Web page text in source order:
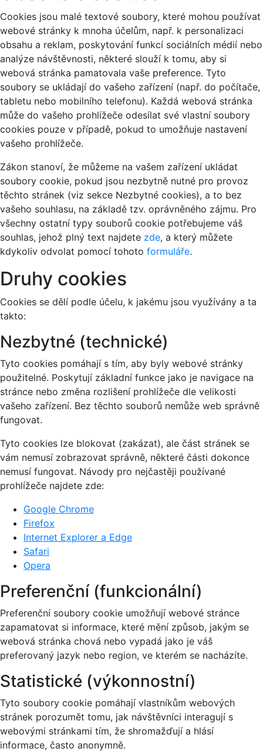
Cookies jsou malé textové soubory, které mohou používat
webové stránky k mnoha účelům, např. k personalizaci
obsahu a reklam, poskytování funkcí sociálních médií nebo
analýze návštěvnosti, některé slouží k tomu, aby si
webová stránka pamatovala vaše preference. Tyto
soubory se ukládají do vašeho zařízení (např. do počítače,
tabletu nebo mobilního telefonu). Každá webová stránka
může do vašeho prohlížeče odesílat své vlastní soubory
cookies pouze v případě, pokud to umožňuje nastavení
vašeho prohlížeče.
Zákon stanoví, že můžeme na vašem zařízení ukládat
soubory cookie, pokud jsou nezbytně nutné pro provoz
těchto stránek (viz sekce Nezbytné cookies), a to bez
vašeho souhlasu, na základě tzv. oprávněného zájmu. Pro
všechny ostatní typy souborů cookie potřebujeme váš
souhlas, jehož plný text najdete zde, a který můžete
kdykoliv odvolat pomocí tohoto formuláře.
Druhy cookies
Cookies se dělí podle účelu, k jakému jsou využívány a ta
takto:
Nezbytné (technické)
Tyto cookies pomáhají s tím, aby byly webové stránky
použitelné. Poskytují základní funkce jako je navigace na
stránce nebo změna rozlišení prohlížeče dle velikosti
vašeho zařízení. Bez těchto souborů nemůže web správně
fungovat.
Tyto cookies lze blokovat (zakázat), ale část stránek se
vám nemusí zobrazovat správně, některé části dokonce
nemusí fungovat. Návody pro nejčastěji používané
prohlížeče najdete zde:
Google Chrome
Firefox
Internet Explorer a Edge
Safari
Opera
Preferenční (funkcionální)
Preferenční soubory cookie umožňují webové stránce
zapamatovat si informace, které mění způsob, jakým se
webová stránka chová nebo vypadá jako je váš
preferovaný jazyk nebo region, ve kterém se nacházíte.
Statistické (výkonnostní)
Tyto soubory cookie pomáhají vlastníkům webových
stránek porozumět tomu, jak návštěvníci interagují s
webovými stránkami tím, že shromažďují a hlásí
informace, často anonymně.